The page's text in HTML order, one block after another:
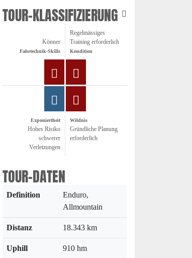
TOUR-KLASSIFIZIERUNG
Könner
Fahrtechnik-Skills
Regelmässiges
Training erforderlich
Kondition
Exponiertheit
Hohes Risiko
schwerer
Verletzungen
Wildnis
Gründliche Planung
erforderlich
TOUR-DATEN
Definition
Enduro,
Allmountain
Distanz 18.343 km
Uphill 910 hm